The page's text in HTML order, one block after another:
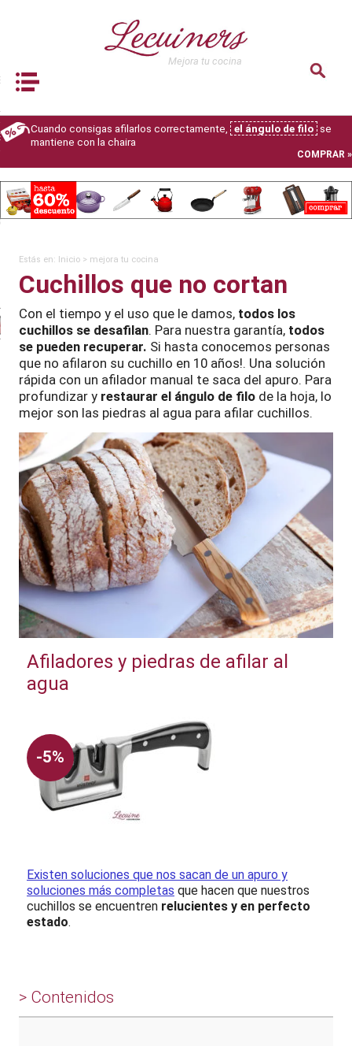
Mejora tu cocina
RECETAS GRATIS
robots de cocina
Comparativamejor
robot de cocina2026
Cuando consigas afilarlos correctamente, el ángulo de filo se
mantiene con la chaira
COMPRAR »
Estás en: Inicio > mejora tu cocina
Cuchillos que no cortan
Con el tiempo y el uso que le damos, todos los
cuchillos se desafilan. Para nuestra garantía, todos
se pueden recuperar. Si hasta conocemos personas
que no afilaron su cuchillo en 10 años!. Una solución
rápida con un afilador manual te saca del apuro. Para
profundizar y restaurar el ángulo de filo de la hoja, lo
mejor son las piedras al agua para afilar cuchillos.
Afiladores y piedras de afilar al
agua
-5%
Existen soluciones que nos sacan de un apuro y
soluciones más completas que hacen que nuestros
cuchillos se encuentren relucientes y en perfecto
estado.
> Contenidos